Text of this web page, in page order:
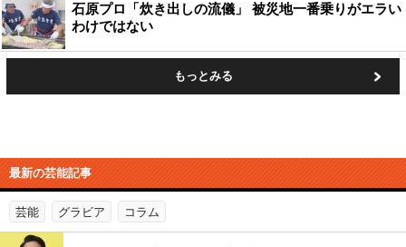
石原プロ「炊き出しの流儀」 被災地一番乗りがエラい
わけではない
もっとみる
最新の芸能記事
芸能 グラビア コラム